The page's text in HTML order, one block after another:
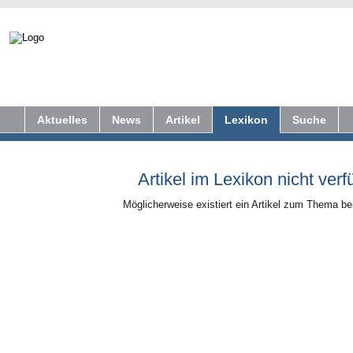
Aktuelles News Artikel Lexikon Suche
Artikel im Lexikon nicht
Möglicherweise existiert ein Artikel zum Thema